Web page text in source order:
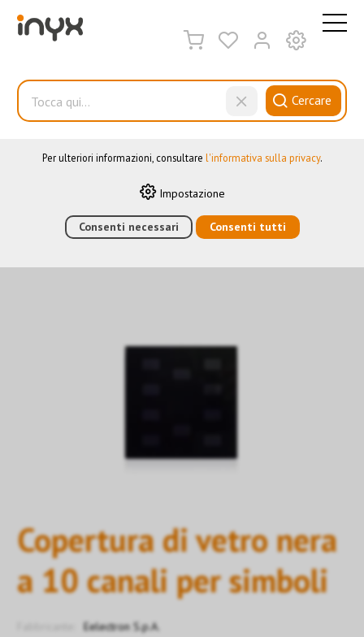
Cercare
Telaio
E-SHOP › AUTOMAZIONE DEGLI EDIFICI › KNX ›
ELEMENTI
DI CONTROLLO › 9025 › TELAIO › COPERTURA DI VETRO NERA A
Copertura di vetro nera
a 10 canali per simboli
Eelectron S.p.A.
QUESTO SITO WEB UTILIZZA I COOKIE
di utilizzare più funzionalità, altri ancora ci aiutano a
comprendere meglio i nostri utenti. Ci aiutano quindi a
ottimizzare costantemente i nostri servizi. Alcuni cookie, se
Per ulteriori informazioni, consultare l'informativa sulla privacy.
Impostazione
Consenti necessari Consenti tutti